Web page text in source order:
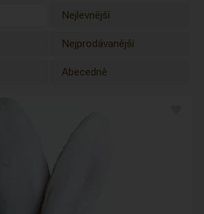
Nejlevnější
Nejprodávanější
Abecedně